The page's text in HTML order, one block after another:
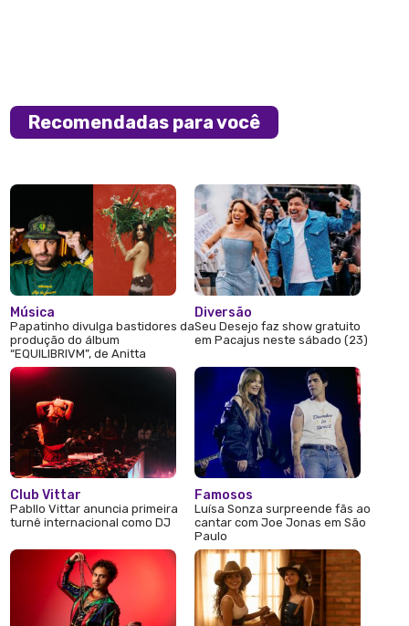
Recomendadas para você
Música
Papatinho divulga bastidores da
produção do álbum
“EQUILIBRIVM”, de Anitta
Club Vittar
Pabllo Vittar anuncia primeira
turnê internacional como DJ
Diversão
Seu Desejo faz show gratuito
em Pacajus neste sábado (23)
Famosos
Luísa Sonza surpreende fãs ao
cantar com Joe Jonas em São
Paulo